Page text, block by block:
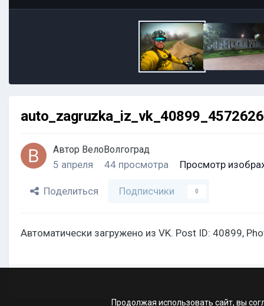
Автор ВелоВолгоград
5 апреля 44 просмотра Просмотр
Поделиться Подписчики 0
Автоматически загружено из VK. Post ID: 40899,
Продолжая использовать сайт, вы